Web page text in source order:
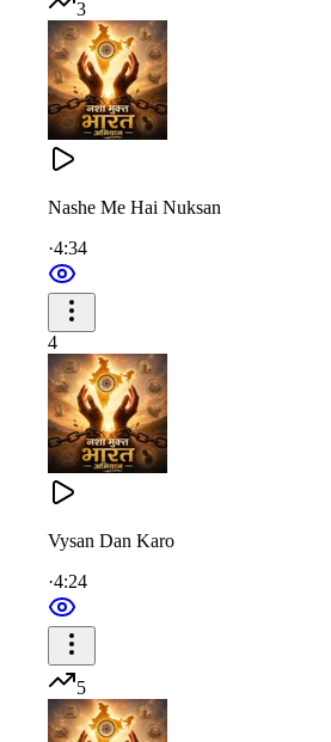
सदा स्वस्थ बनने लिए जरूरत है बस ध्यान
कई रोगों का खुल जाए ताला ये दवा है ज्ञान
रोग को बदलो योग में ये बूटी है भगवान की
रोग को बदलो योग में ये बूटी है भगवान की
कई रोगों का खुल जाए ताला ये दवा है ज्ञान
जब तक इसपे न विजय पाओ
हर युवा को इससे छुड़ाओ
जब तक इसपे न विजय पाओ
हर युवा को इससे छुड़ाओ
बस जरूरत आव्हान की
3
Nashe Me Hai Nuksan
·4:34
4
Vysan Dan Karo
·4:24
5